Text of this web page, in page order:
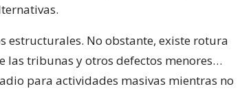
estructurales. No obstante, existe rotura
las tribunas y otros defectos menores…
para actividades masivas mientras no